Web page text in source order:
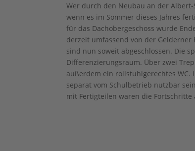
Wer durch den Neubau an der
wenn es im Sommer dieses Jahres
für das Dachobergeschoss wurde
derzeit umfassend von der
sind nun soweit abgeschlossen. Die
Differenzierungsraum. Über zwei
außerdem ein rollstuhlgerechtes WC.
separat vom Schulbetrieb nutzbar
mit Fertigteilen waren die